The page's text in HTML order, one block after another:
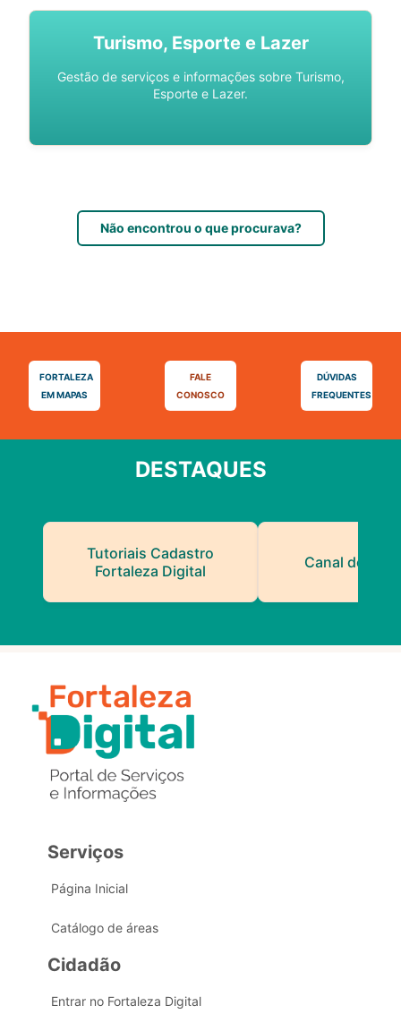
Turismo, Esporte e Lazer
Gestão de serviços e informações sobre Turismo,
Esporte e Lazer.
Não encontrou o que procurava?
FORTALEZA
EM MAPAS
FALE
CONOSCO
DÚVIDAS
FREQUENTES
DESTAQUES
Tutoriais Cadastro
Fortaleza Digital
Canal do
Serviços
Página Inicial
Catálogo de áreas
Cidadão
Entrar no Fortaleza Digital